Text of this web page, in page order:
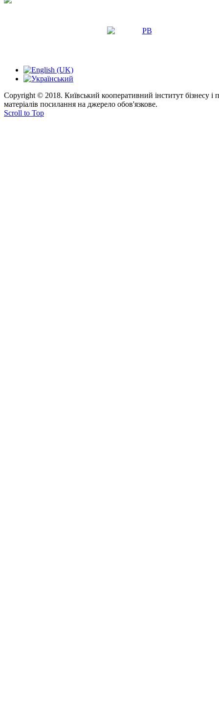
Copyright © 2018. Київський кооперативний інститут бізнесу
матеріалів посилання на джерело обов'язкове.
Scroll to Top